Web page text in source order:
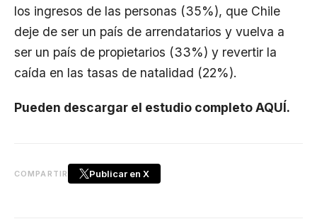
los ingresos de las personas (35%), que Chile
deje de ser un país de arrendatarios y vuelva a
ser un país de propietarios (33%) y revertir la
caída en las tasas de natalidad (22%).
Pueden descargar el estudio completo AQUÍ.
COMPARTIR Publicar en X